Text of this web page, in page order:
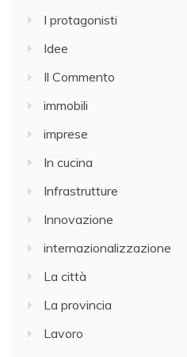
I protagonisti
Idee
Il Commento
immobili
imprese
In cucina
Infrastrutture
Innovazione
internazionalizzazione
La città
La provincia
Lavoro